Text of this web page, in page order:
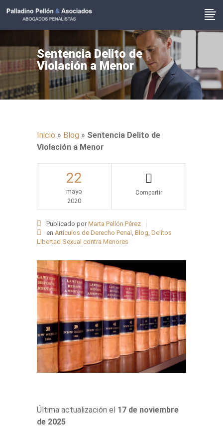
Sentencia Delito de
Violación a Menor
Inicio » Blog » Sentencia Delito de
Violación a Menor
22
mayo
2020
Publicado por Marta Pellón Pérez
en Artículos de Derecho Penal , Blog, Delitos
Libertad Sexual contra Menores
Última actualización el 17 de noviembre
de 2025